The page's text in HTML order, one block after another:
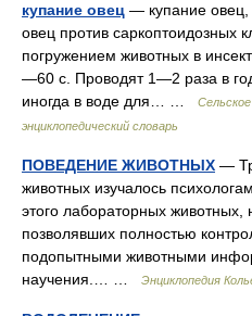
купание овец — купание овец,
овец против саркоптоидозных
погружением животных в
—60 с. Проводят 1—2 раза в
иногда в воде для… …
энциклопедический словарь
ПОВЕДЕНИЕ ЖИВОТНЫХ —
животных изучалось
этого лабораторных
позволявших полностью
подопытными животными
научения.… …
Энциклопедия